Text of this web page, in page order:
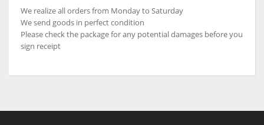
We realize all orders from Monday to Saturday
We send goods in perfect condition
Please check the package for any potential damages before you
sign receipt